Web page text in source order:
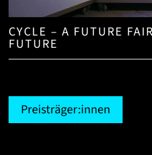
CYCLE – A FUTURE
FUTURE
Preisträger:innen